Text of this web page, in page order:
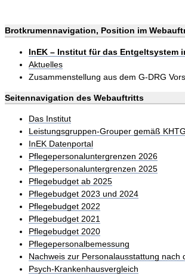
Brotkrumennavigation, Position im
InEK – Institut für das Entgeltsystem
Aktuelles
Zusammenstellung aus dem G-DRG
Seitennavigation des Webauftritts
Das Institut
Leistungsgruppen-Grouper gemäß KHTG
InEK Datenportal
Pflegepersonaluntergrenzen 2026
Pflegepersonaluntergrenzen 2025
Pflegebudget ab 2025
Pflegebudget 2023 und 2024
Pflegebudget 2022
Pflegebudget 2021
Pflegebudget 2020
Pflegepersonalbemessung
Nachweis zur Personalausstattung
Psych-Krankenhausvergleich